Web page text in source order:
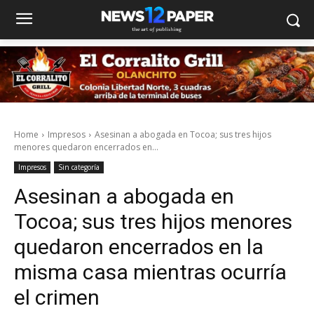
Home Impresos
Asesinan a abogada en Tocoa; sus tres hijos
menores quedaron encerrados en...
Impresos Sin categoría
Asesinan a abogada en
Tocoa; sus tres hijos menores
quedaron encerrados en la
misma casa mientras ocurría
el crimen